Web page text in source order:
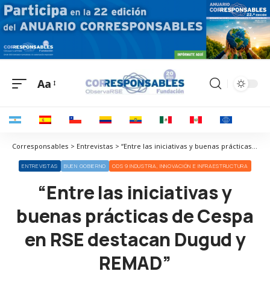
Aa
Corresponsables > Entrevistas > “Entre las iniciativas y buenas prácticas de Cespa en RSE destacan Dugud y REMAD”
ENTREVISTAS BUEN GOBIERNO ODS 9 INDUSTRIA, INNOVACIÓN E INFRAESTRUCTURA
“Entre las iniciativas y
buenas prácticas de Cespa
en RSE destacan Dugud y
REMAD”